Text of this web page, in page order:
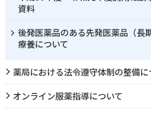
資料
後発医薬品のある先発医薬品（長
療養について
薬局における法令遵守体制の整備に
オンライン服薬指導について